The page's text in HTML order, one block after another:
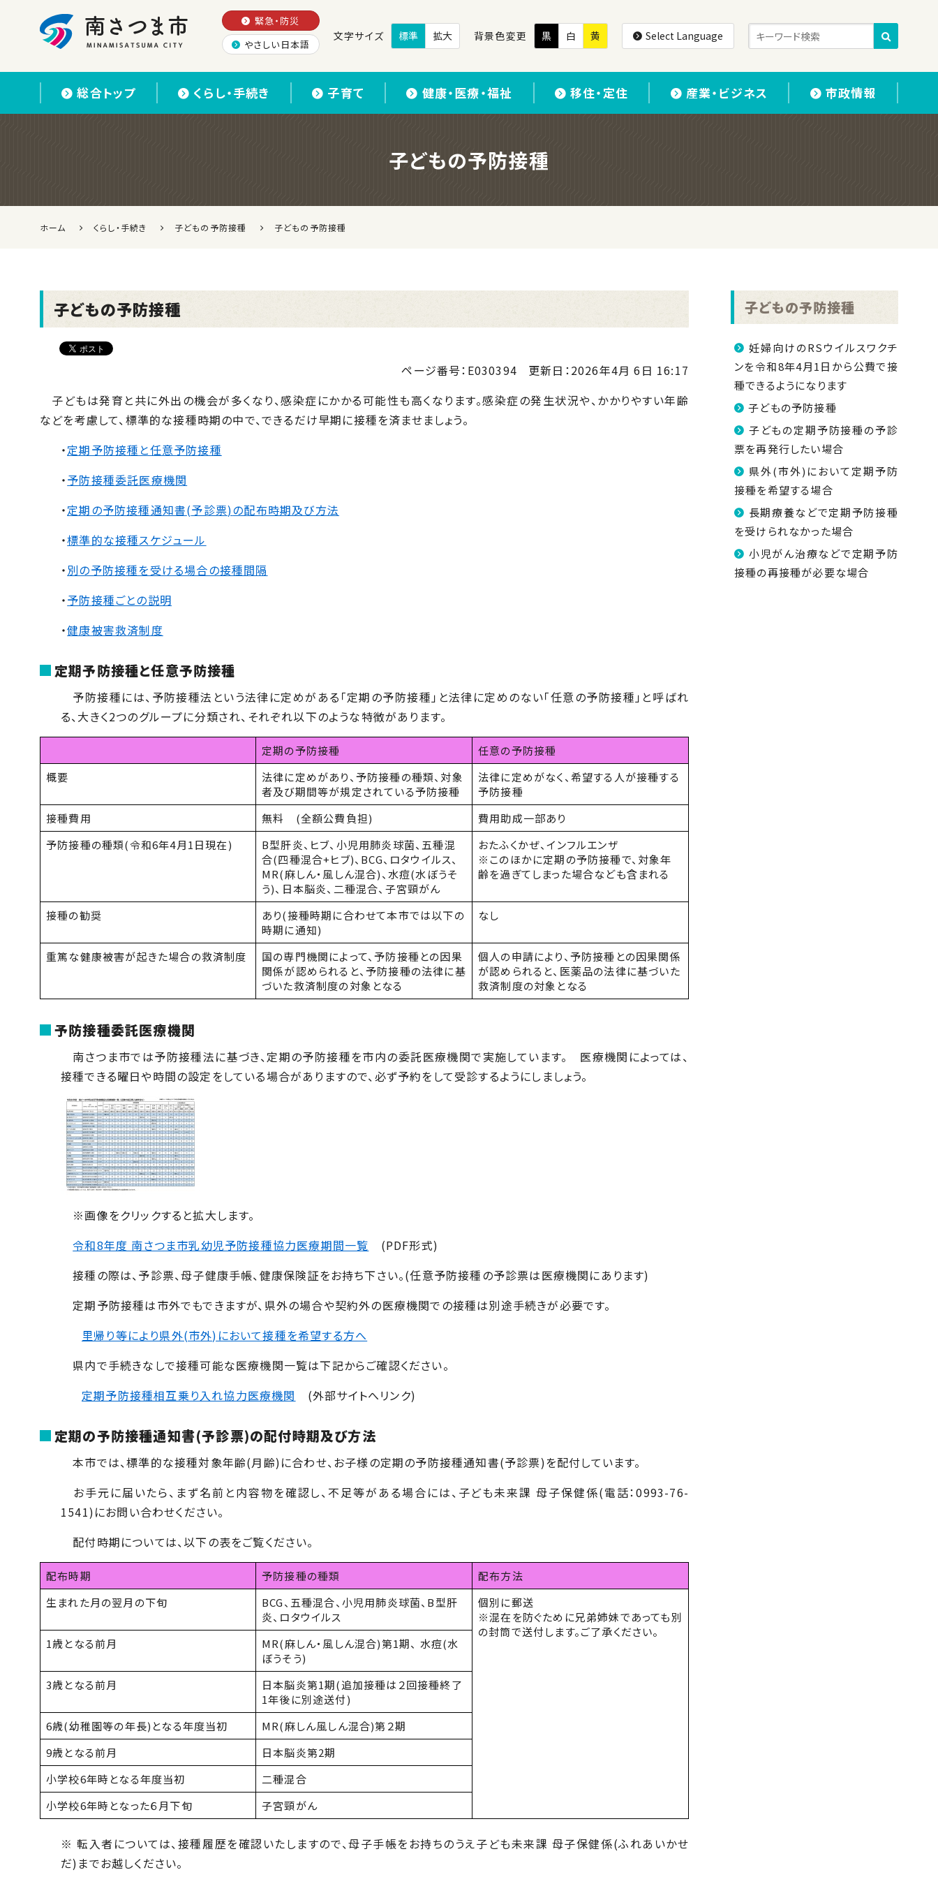
緊急・防災
やさしい日本語
文字サイズ 標準 拡大 背景色変更 黒 白 黄 Select Language
総合トップ くらし・手続き 子育て 健康・医療・福祉 移住・定住 産業・ビジネス 市政情報
子どもの予防接種
ホーム くらし・手続き 子どもの予防接種 子どもの予防接種
子どもの予防接種
ページ番号：E030394 更新日：2026年4月 6日 16:17
子どもは発育と共に外出の機会が多くなり、感染症にかかる可能性も高くなります。感染症の発生状況や、かかりやすい年齢
などを考慮して、標準的な接種時期の中で、できるだけ早期に接種を済ませましょう。
・定期予防接種と任意予防接種
・予防接種委託医療機関
・定期の予防接種通知書(予診票)の配布時期及び方法
・標準的な接種スケジュール
・別の予防接種を受ける場合の接種間隔
・予防接種ごとの説明
・健康被害救済制度
定期予防接種と任意予防接種
予防接種には、予防接種法という法律に定めがある「定期の予防接種」と法律に定めのない「任意の予防接種」と呼ばれ
る、大きく2つのグループに分類され、それぞれ以下のような特徴があります。
定期の予防接種
任意の予防接種
概要
法律に定めがあり、予防接種の種類、対象
者及び期間等が規定されている予防接種
法律に定めがなく、希望する人が接種する
予防接種
接種費用
無料 (全額公費負担)
費用助成一部あり
予防接種の種類(令和6年4月1 日現在)
B型肝炎、ヒブ、小児用肺炎球菌、五種混
合(四種混合+ヒブ)、 BCG、ロタウイルス、
MR(麻しん・風しん混合)、水痘(水ぼうそ
う)、日本脳炎、二種混合、子宮頸がん
おたふくかぜ、インフルエンザ
※このほかに定期の予防接種で、対象年
齢を過ぎてしまった場合なども含まれる
接種の勧奨 あり(接種時期に合わせて本市では以下の
時期に通知)
なし
重篤な健康被害が起きた場合の救済制度
国の専門機関によって、予防接種との因果
関係が認められると、予防接種の法律に基
づいた救済制度の対象となる
個人の申請により、予防接種との因果関係
が認められると、医薬品の法律に基づいた
救済制度の対象となる
予防接種委託医療機関
南さつま市では予防接種法に基づき、定期の予防接種を市内の委託医療機関で実施しています。 医療機関によっては、
接種できる曜日や時間の設定をしている場合がありますので、必ず予約をして受診するようにしましょう。
※画像をクリックすると拡大します。
令和8年度 南さつま市乳幼児予防接種協力医療期間一覧 (PDF形式)
接種の際は、予診票、母子健康手帳、健康保険証をお持ち下さい。(任意予防接種の予診票は医療機関にあります)
定期予防接種は市外でもできますが、県外の場合や契約外の医療機関での接種は別途手続きが必要です。
里帰り等により県外(市外)において接種を希望する方へ
県内で手続きなしで接種可能な医療機関一覧は下記からご確認ください。
定期予防接種相互乗り入れ協力医療機関
(外部サイトへリンク)
定期の予防接種通知書(予診票)の配付時期及び方法
本市では、標準的な接種対象年齢(月齢)に合わせ、お子様の定期の予防接種通知書(予診票)を配付しています。
お手元に届いたら、まず名前と内容物を確認し、不足等がある場合には、子ども未来課 母子保健係(電話：0993-76-
1541)にお問い合わせください。
配付時期については、以下の表をご覧ください。
配布時期 予防接種の種類
配布方法
生まれた月の翌月の下旬
BCG、五種混合、小児用肺炎球菌、 B型肝
炎、ロタウイルス
個別に郵送
※混在を防ぐために兄弟姉妹であっても別
の封筒で送付します。ご了承ください。
1歳となる前月
MR(麻しん・風しん混合)第1期、 水痘(水
ぼうそう)
3歳となる前月
日本脳炎第1期(追加接種は２回接種終了
1年後に別途送付)
6歳(幼稚園等の年長) となる年度当初 MR(麻しん風しん混合)第２期
9歳となる前月
日本脳炎第2期
小学校6年時となる年度当初
二種混合
小学校6年時となった６月下旬 子宮頸がん
※ 転入者については、接種履歴を確認いたしますので、母子手帳をお持ちのうえ子ども未来課 母子保健係(ふれあいかせ
だ) までお越しください。
子どもの予防接種
妊婦向けのRSウイルスワクチ
ンを令和8年4月1日から公費で接
種できるようになります
子どもの予防接種
子どもの定期予防接種の予診
票を再発行したい場合
県外(市外)において定期予防
接種を希望する場合
長期療養などで定期予防接種
を受けられなかった場合
小児がん治療などで定期予防
接種の再接種が必要な場合